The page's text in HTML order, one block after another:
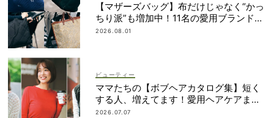
【マザーズバッグ】布だけじゃなく“かっ
ちり派”も増加中！11名の愛用ブランド
は？
2026.08.01
ビューティー
ママたちの【ボブヘアカタログ集】短く
する人、増えてます！愛用ヘアケアまで
全部見せ
2026.07.07